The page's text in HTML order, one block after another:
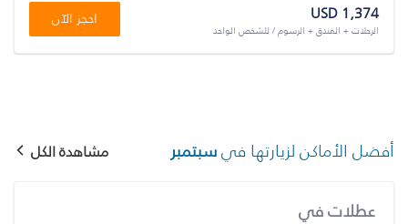
USD 1,374
الرحلات + الفندق + الرسوم / للشخص الواحد
احجز الآن
أفضل الأماكن لزيارتها فيسبتمبر مشاهدة الكل
عطلات في